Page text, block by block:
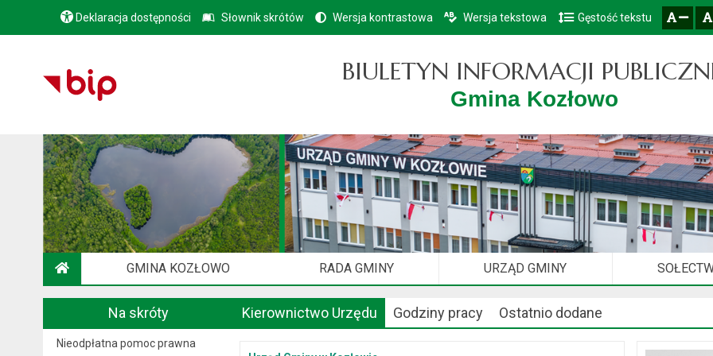
Przejdź do głównego menu
Przejdź do treści
Przejdź do mapy serwisu
Deklaracja dostępności Słownik skrótów Wersja kontrastowa Wersja tekstowa Gęstość tekstu
BIULETYN INFORMACJI
Gmina Kozłowo
GMINA KOZŁOWO RADA GMINY URZĄD GMINY
Na skróty
Nieodpłatna pomoc prawna
Kierownictwo Urzędu Godziny pracy Ostatnio dodane